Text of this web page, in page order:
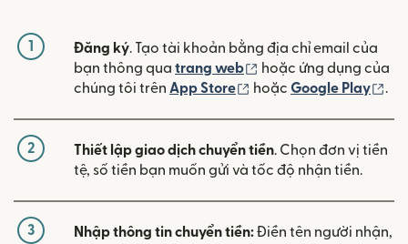
1 Đăng ký. Tạo tài khoản bằng địa chỉ email của
bạn thông qua trang web (mở trong cửa sổ mới)
hoặc ứng dụng của
chúng tôi trên App Store (mở trong cửa sổ mới)
hoặc Google Play .
2 Thiết lập giao dịch chuyển tiền. Chọn đơn vị tiền
tệ, số tiền bạn muốn gửi và tốc độ nhận tiền.
3 Nhập thông tin chuyển tiền:Điền tên người nhận,